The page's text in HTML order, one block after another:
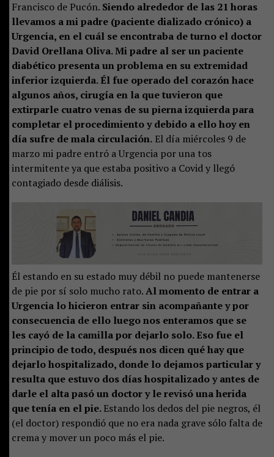
Francisco de Pucón. Siendo alrededor de las 21 horas
llevamos a mi padre (paciente dializado crónico) a
Urgencia, en el cuál se encontraba de turno el doctor
David Orellana Oliva. Mi padre al ser un paciente
diabético presenta un problema en su extremidad
inferior izquierda. Él fue operado del corazón hace
algunos años, cirugía en la que tuvieron que
extirparle cuatro venas de su pierna izquierda para
completar el procedimiento y debido a ello hoy en
día sufre de mala circulación.El día miércoles 9 de
marzo mi padre entró a Urgencia por una tos
intermitente ya que estaba positivo a Covid y llegó
contagiado desde diálisis.
Él estando en su estado muy débil no puede mantenerse
de pie por sí solo mucho rato.Al momento de entrar a
Urgencia lo hicieron entrar sin acompañante y por
consecuencia de ello luego nos enteramos que se
les cayó de la camilla por dejarlo solo. Eso fue el
principio de todo, después nos dicen qué hay que
dejarlo hospitalizado, donde lo dejamos particular y
resulta que estuvo dos días hospitalizado y antes de
darle el alta pasó un doctor y le revisó una herida
que tenía en el pie.Estando los dedos del pie negros, él
(el doctor) respondió que no era nada grave sólo falta de
crema y mover un poco más el pie.